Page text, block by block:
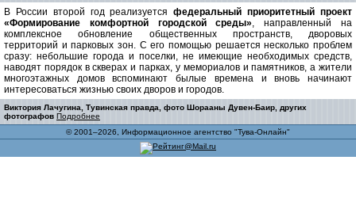
В России второй год реализуетсяфедеральный приоритетный проект
«Формирование комфортной городской среды», направленный на
комплексное обновление общественных пространств, дворовых
территорий и парковых зон. С его помощью решается несколько проблем
сразу: небольшие города и поселки, не имеющие необходимых средств,
наводят порядок в скверах и парках, у мемориалов и памятников, а жители
многоэтажных домов вспоминают былые времена и вновь начинают
интересоваться жизнью своих дворов и городов.
Виктория Лачугина, Тувинская правда, фото Шорааны Дувен-Баир, других
фотографов Подробнее
© 2001–2026, Информационное агентство "Тува-Онлайн"